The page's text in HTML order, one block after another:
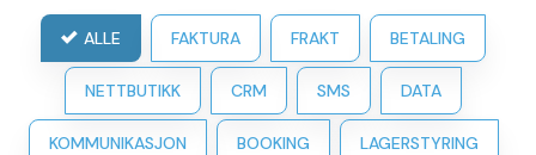
ALLE FAKTURA FRAKT BETALING
NETTBUTIKK CRM SMS DATA
KOMMUNIKASJON BOOKING LAGERSTYRING